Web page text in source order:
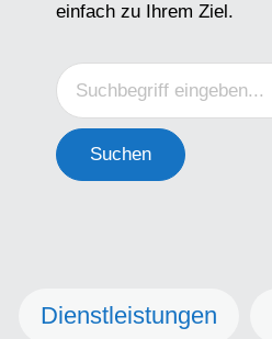
einfach zu Ihrem Ziel.
Suchen
Dienstleistungen